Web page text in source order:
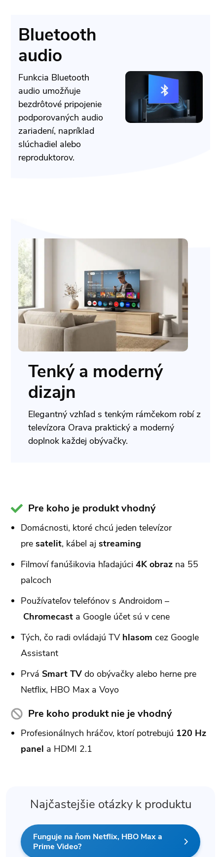
Bluetooth
audio
Funkcia Bluetooth
audio umožňuje
bezdrôtové pripojenie
podporovaných audio
zariadení, napríklad
slúchadiel alebo
reproduktorov.
Tenký a moderný
dizajn
Elegantný vzhľad s tenkým rámčekom robí z
televízora Orava praktický a moderný
doplnok každej obývačky.
Pre koho je produkt vhodný
Domácnosti, ktoré chcú jeden televízor
pre satelit, kábel aj streaming
Filmoví fanúšikovia hľadajúci 4K obraz na 55
palcoch
Používateľov telefónov s Androidom –
Chromecast a Google účet sú v cene
Tých, čo radi ovládajú TV hlasom cez Google
Assistant
Prvá Smart TV do obývačky alebo herne pre
Netflix, HBO Max a Voyo
Pre koho produkt nie je vhodný
Profesionálnych hráčov, ktorí potrebujú 120 Hz
panel a HDMI 2.1
Najčastejšie otázky k produktu
Funguje na ňom Netflix, HBO Max a
Prime Video?